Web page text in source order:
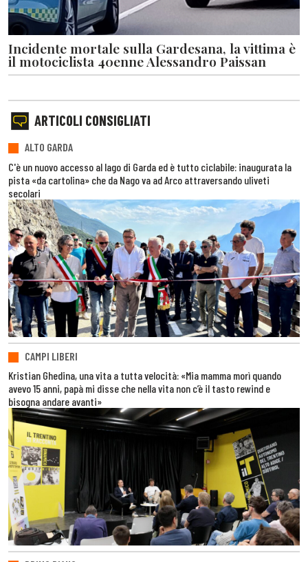
Incidente mortale sulla Gardesana, la vittima è
il motociclista 40enne Alessandro Paissan
ARTICOLI CONSIGLIATI
ALTO GARDA
C'è un nuovo accesso al lago di Garda ed è tutto ciclabile: inaugurata la
pista «da cartolina» che da Nago va ad Arco attraversando uliveti
secolari
CAMPI LIBERI
Kristian Ghedina, una vita a tutta velocità: «Mia mamma morì quando
avevo 15 anni, papà mi disse che nella vita non c’è il tasto rewind e
bisogna andare avanti»